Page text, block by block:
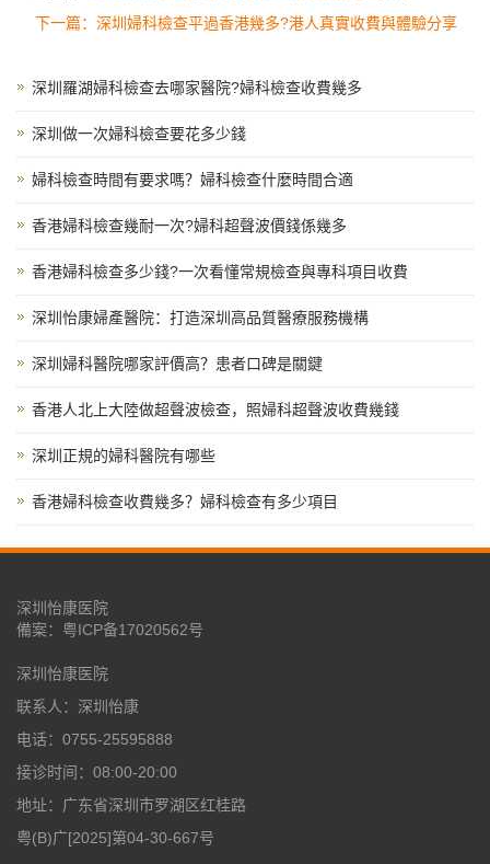
下一篇：深圳婦科檢查平過香港幾多?港人真實收費與體驗分享
深圳羅湖婦科檢查去哪家醫院?婦科檢查收費幾多
深圳做一次婦科檢查要花多少錢
婦科檢查時間有要求嗎？婦科檢查什麼時間合適
香港婦科檢查幾耐一次?婦科超聲波價錢係幾多
香港婦科檢查多少錢?一次看懂常規檢查與專科項目收費
深圳怡康婦產醫院：打造深圳高品質醫療服務機構
深圳婦科醫院哪家評價高？患者口碑是關鍵
香港人北上大陸做超聲波檢查，照婦科超聲波收費幾錢
深圳正規的婦科醫院有哪些
香港婦科檢查收費幾多？婦科檢查有多少項目
深圳怡康医院
備案： 粤ICP备17020562号
深圳怡康医院
联系人：深圳怡康
电话：0755-25595888
接诊时间：08:00-20:00
地址：广东省深圳市罗湖区红桂路
粤(B)广[2025]第04-30-667号